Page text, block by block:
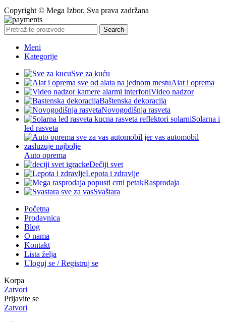
Copyright © Mega Izbor. Sva prava zadržana
Search
Meni
Kategorije
Sve za kuću
Alat i oprema
Video nadzor
Baštenska dekoracija
Novogodišnja rasveta
Solarna i
led rasveta
Auto oprema
Dečiji svet
Lepota i zdravlje
Rasprodaja
Svaštara
Početna
Prodavnica
Blog
O nama
Kontakt
Lista želja
Uloguj se / Registruj se
Korpa
Zatvori
Prijavite se
Zatvori